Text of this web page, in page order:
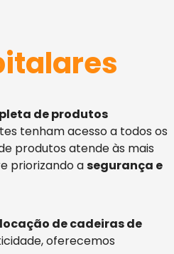
de produtos
tenham acesso a todos os
produtos atende às mais
priorizando asegurança e
de cadeiras de
oferecemos